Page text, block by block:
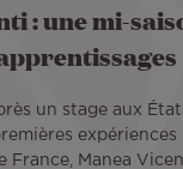
: une mi-
un stage aux
expériences
France, Manea